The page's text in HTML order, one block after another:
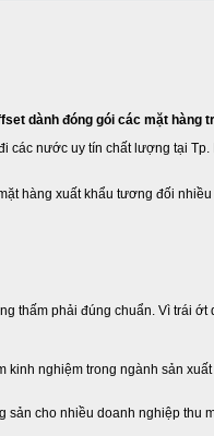
dành đóng gói các mặt hàng
các nước uy tín chất lượng tại Tp.
hàng xuất khẩu tương đối
thấm phải đúng chuẩn. Vì trái
nghiệm trong ngành sản
sản cho nhiều doanh nghiệp thu